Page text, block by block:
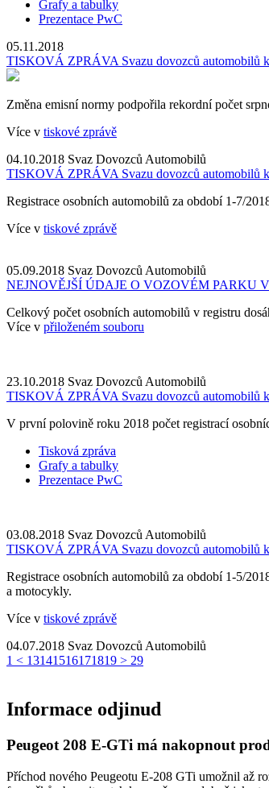
Grafy a tabulky
Prezentace PwC
05.11.2018
TISKOVÁ ZPRÁVA Svazu dovozců automobilů
Změna emisní normy podpořila rekordní počet
Více v tiskové zprávě
04.10.2018 Svaz Dovozců Automobilů
TISKOVÁ ZPRÁVA Svazu dovozců automobilů
Registrace osobních automobilů za období 1-7/
Více v tiskové zprávě
05.09.2018 Svaz Dovozců Automobilů
NEJNOVĚJŠÍ ÚDAJE O VOZOVÉM PARKU
Celkový počet osobních automobilů v registru
Více v přiloženém souboru
23.10.2018 Svaz Dovozců Automobilů
TISKOVÁ ZPRÁVA Svazu dovozců automobilů
V první polovině roku 2018 počet registrací
Tisková zpráva
Grafy a tabulky
Prezentace PwC
03.08.2018 Svaz Dovozců Automobilů
TISKOVÁ ZPRÁVA Svazu dovozců automobilů
Registrace osobních automobilů za období 1-5/
a motocykly.
Více v tiskové zprávě
04.07.2018 Svaz Dovozců Automobilů
1 < 13141516171819 > 29
Informace odjinud
Peugeot 208 E-GTi má nakopnout
Příchod nového Peugeotu E-208 GTi umožnil až